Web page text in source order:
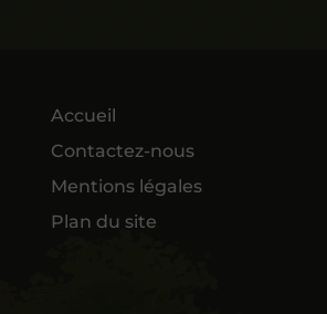
Accueil
Contactez-nous
Mentions légales
Plan du site